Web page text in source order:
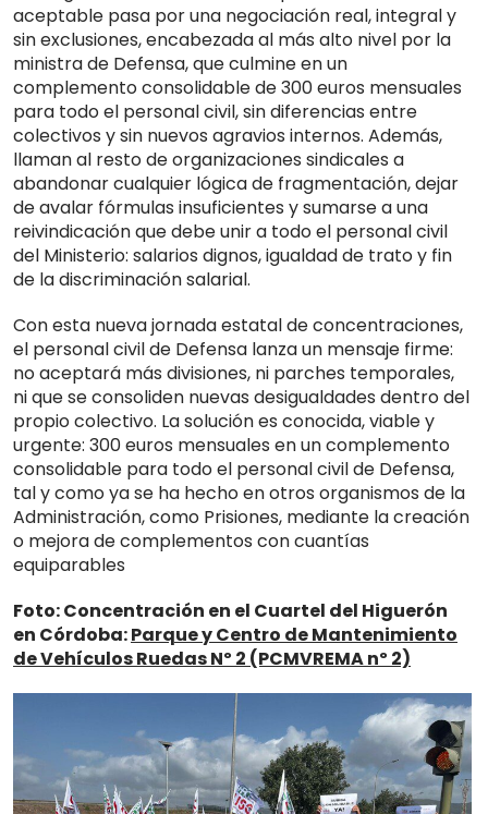
aceptable pasa por una negociación real, integral y
sin exclusiones, encabezada al más alto nivel por la
ministra de Defensa, que culmine en un
complemento consolidable de 300 euros mensuales
para todo el personal civil, sin diferencias entre
colectivos y sin nuevos agravios internos. Además,
llaman al resto de organizaciones sindicales a
abandonar cualquier lógica de fragmentación, dejar
de avalar fórmulas insuficientes y sumarse a una
reivindicación que debe unir a todo el personal civil
del Ministerio: salarios dignos, igualdad de trato y fin
de la discriminación salarial.
Con esta nueva jornada estatal de concentraciones,
el personal civil de Defensa lanza un mensaje firme:
no aceptará más divisiones, ni parches temporales,
ni que se consoliden nuevas desigualdades dentro del
propio colectivo. La solución es conocida, viable y
urgente: 300 euros mensuales en un complemento
consolidable para todo el personal civil de Defensa,
tal y como ya se ha hecho en otros organismos de la
Administración, como Prisiones, mediante la creación
o mejora de complementos con cuantías
equiparables
Foto: Concentración en el Cuartel del Higuerón
en Córdoba:Parque y Centro de Mantenimiento
de Vehículos Ruedas Nº 2 (PCMVREMA nº 2)